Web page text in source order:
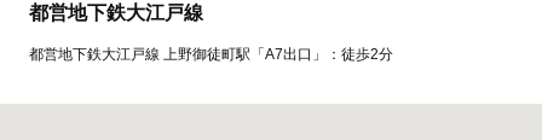
都営地下鉄大江戸線
都営地下鉄大江戸線 上野御徒町駅「A7出口」：徒歩2分